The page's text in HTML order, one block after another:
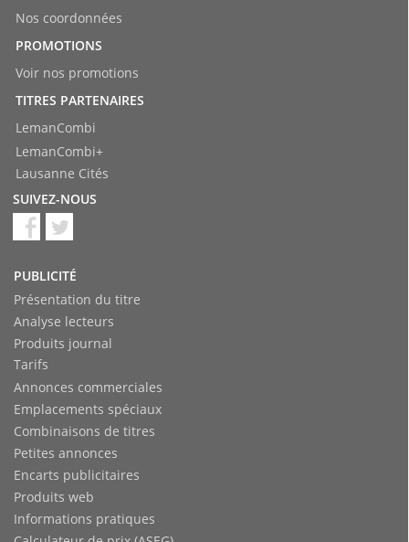
PUBLICITÉ
Présentation du titre
Analyse lecteurs
Produits journal
Tarifs
Annonces commerciales
Emplacements spéciaux
Combinaisons de titres
Petites annonces
Encarts publicitaires
Produits web
Informations pratiques
Nos coordonnées
PROMOTIONS
Voir nos promotions
TITRES PARTENAIRES
LemanCombi
LemanCombi+
Lausanne Cités
SUIVEZ-NOUS